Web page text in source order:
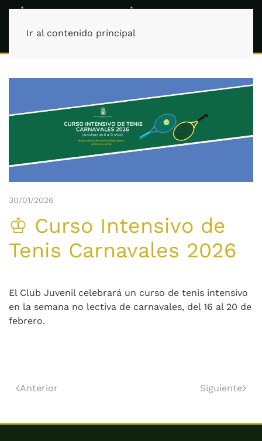
Ir al contenido principal
30/01/2026
♔ Curso Intensivo de
Tenis Carnavales 2026
El Club Juvenil celebrará un curso de tenis intensivo
en la semana no lectiva de carnavales, del 16 al 20 de
febrero.
Anterior Siguiente